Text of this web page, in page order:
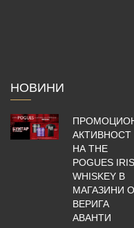
НОВИНИ
АКТИВНОСТ
НА THE
POGUES
WHISKEY В
МАГАЗИНИ
ВЕРИГА
АВАНТИ